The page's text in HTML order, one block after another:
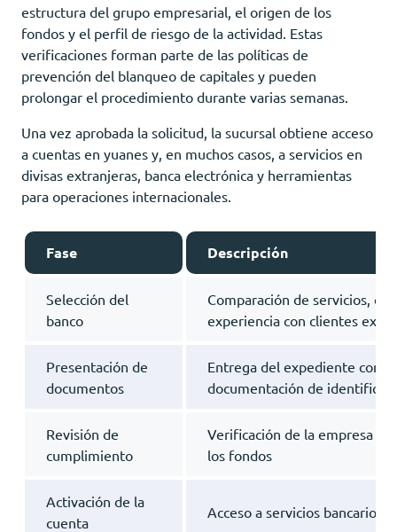
estructura del grupo empresarial, el origen de los
fondos y el perfil de riesgo de la actividad. Estas
verificaciones forman parte de las políticas de
prevención del blanqueo de capitales y pueden
prolongar el procedimiento durante varias semanas.
Una vez aprobada la solicitud, la sucursal obtiene acceso
a cuentas en yuanes y, en muchos casos, a servicios en
divisas extranjeras, banca electrónica y herramientas
para operaciones internacionales.
Fase Descripción
Selección del
banco
Comparación de servicios,
experiencia con clientes
Presentación de
documentos
Entrega del expediente
documentación de
Revisión de
cumplimiento
Verificación de la empresa
los fondos
Activación de la
cuenta
Acceso a servicios bancarios